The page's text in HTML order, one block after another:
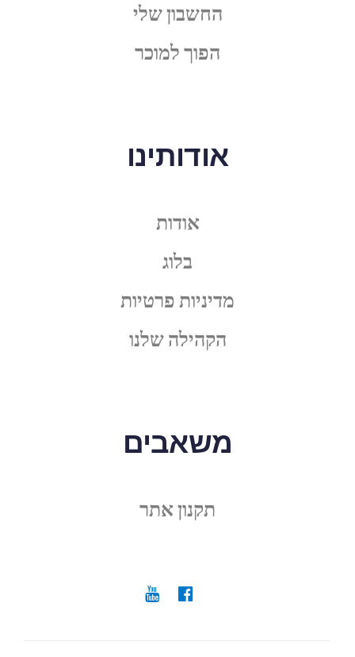
החשבון שלי
הפוך למוכר
אודותינו
אודות
בלוג
מדיניות פרטיות
הקהילה שלנו
משאבים
תקנון אתר